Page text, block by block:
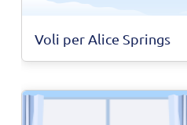
Voli per Alice Springs